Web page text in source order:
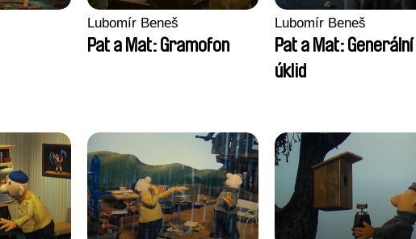
Lubomír Beneš
Pat a Mat: Gramofon
Lubomír Beneš
Pat a Mat: Generální
úklid